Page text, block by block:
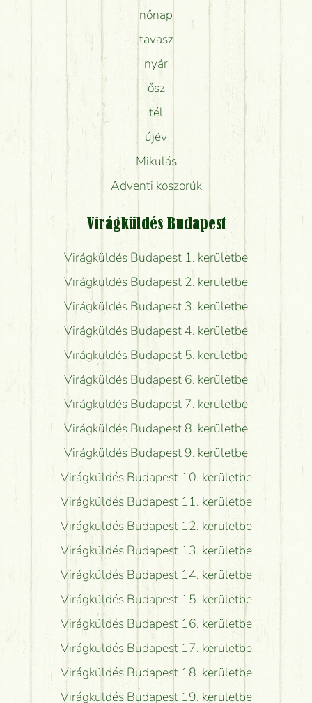
nőnap
tavasz
nyár
ősz
tél
újév
Mikulás
Adventi koszorúk
Virágküldés Budapest
Virágküldés Budapest 1. kerületbe
Virágküldés Budapest 2. kerületbe
Virágküldés Budapest 3. kerületbe
Virágküldés Budapest 4. kerületbe
Virágküldés Budapest 5. kerületbe
Virágküldés Budapest 6. kerületbe
Virágküldés Budapest 7. kerületbe
Virágküldés Budapest 8. kerületbe
Virágküldés Budapest 9. kerületbe
Virágküldés Budapest 10. kerületbe
Virágküldés Budapest 11. kerületbe
Virágküldés Budapest 12. kerületbe
Virágküldés Budapest 13. kerületbe
Virágküldés Budapest 14. kerületbe
Virágküldés Budapest 15. kerületbe
Virágküldés Budapest 16. kerületbe
Virágküldés Budapest 17. kerületbe
Virágküldés Budapest 18. kerületbe
Virágküldés Budapest 19. kerületbe